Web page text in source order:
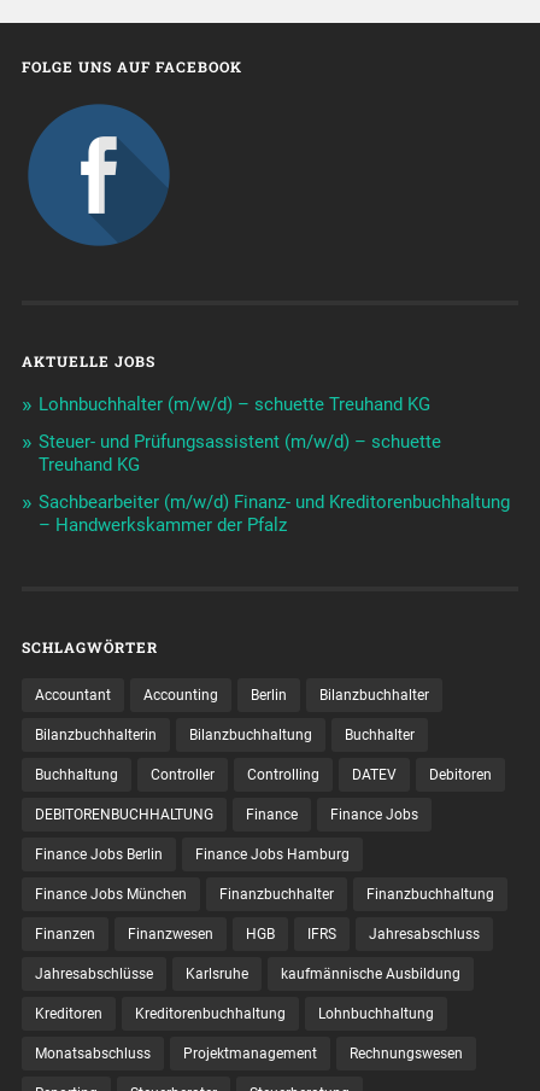
FOLGE UNS AUF FACEBOOK
AKTUELLE JOBS
Lohnbuchhalter (m/w/d) – schuette Treuhand KG
Steuer- und Prüfungsassistent (m/w/d) – schuette
Treuhand KG
Sachbearbeiter (m/w/d) Finanz- und Kreditorenbuchhaltung
– Handwerkskammer der Pfalz
SCHLAGWÖRTER
Accountant Accounting Berlin Bilanzbuchhalter
Bilanzbuchhalterin Bilanzbuchhaltung Buchhalter
Buchhaltung Controller Controlling DATEV Debitoren
DEBITORENBUCHHALTUNG Finance Finance Jobs
Finance Jobs Berlin Finance Jobs Hamburg
Finance Jobs München Finanzbuchhalter Finanzbuchhaltung
Finanzen Finanzwesen HGB IFRS Jahresabschluss
Jahresabschlüsse Karlsruhe kaufmännische Ausbildung
Kreditoren Kreditorenbuchhaltung Lohnbuchhaltung
Monatsabschluss Projektmanagement Rechnungswesen